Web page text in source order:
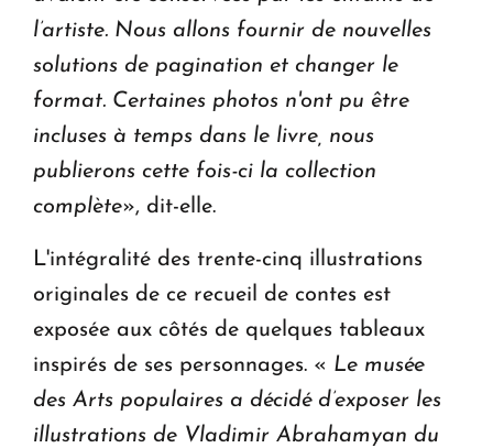
l’artiste. Nous allons fournir de nouvelles
solutions de pagination et changer le
format. Certaines photos n'ont pu être
incluses à temps dans le livre, nous
publierons cette fois-ci la collection
complète», dit-elle.
L'intégralité des trente-cinq illustrations
originales de ce recueil de contes est
exposée aux côtés de quelques tableaux
inspirés de ses personnages. « Le musée
des Arts populaires a décidé d’exposer les
illustrations de Vladimir Abrahamyan du